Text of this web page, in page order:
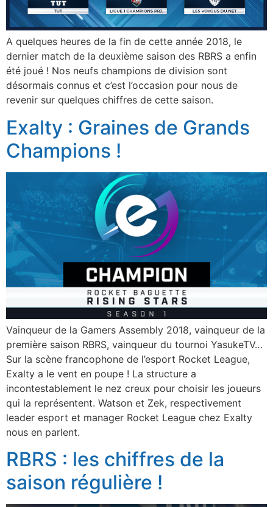
A quelques heures de la fin de cette année 2018, le
dernier match de la deuxième saison des RBRS a enfin
été joué ! Nos neufs champions de division sont
désormais connus et c’est l’occasion pour nous de
revenir sur quelques chiffres de cette saison.
Exalty : Graines de Grands
Champions !
Vainqueur de la Gamers Assembly 2018, vainqueur de la
première saison RBRS, vainqueur du tournoi YasukeTV…
Sur la scène francophone de l’esport Rocket League,
Exalty a le vent en poupe ! La structure a
incontestablement le nez creux pour choisir les joueurs
qui la représentent. Watson et Zek, respectivement
leader esport et manager Rocket League chez Exalty
nous en parlent.
RBRS : les chiffres de la
saison régulière !